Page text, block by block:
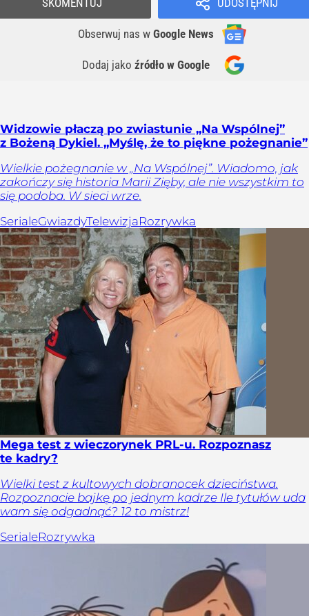
UDOSTĘPNIJ
Obserwuj nas w Google News
Dodaj jako źródło w Google
SKOMENTUJ
Widzowie płaczą po zwiastunie „Na Wspólnej”
z Bożeną Dykiel. „Myślę, że to piękne pożegnanie”
Wielkie pożegnanie w „Na Wspólnej”. Wiadomo, jak
zakończy się historia Marii Zięby, ale nie wszystkim to
się podoba. W sieci wrze.
SerialeGwiazdyTelewizjaRozrywka
Mega test z wieczorynek PRL-u. Rozpoznasz
te kadry?
Wielki test z kultowych dobranocek dzieciństwa.
Rozpoznacie bajkę po jednym kadrze Ile tytułów uda
wam się odgadnąć? 12 to mistrz!
SerialeRozrywka